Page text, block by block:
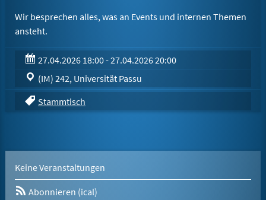
Wir besprechen alles, was an Events und internen Themen
ansteht.
27.04.2026 18:00 - 27.04.2026 20:00
(IM) 242, Universität Passu
Stammtisch
Keine Veranstaltungen
Abonnieren (ical)